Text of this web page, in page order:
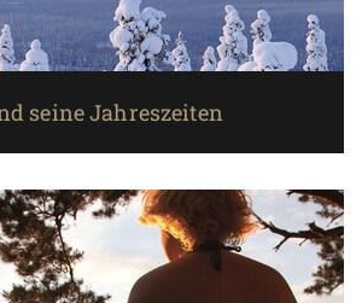
seine Jahreszeiten